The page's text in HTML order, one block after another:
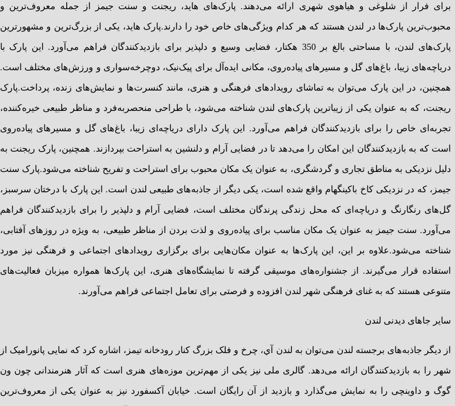
برای فرار از شلوغی و هیاهوی شهری ارائه می‌دهند. پارک‌های هاید، ریجنت و سنت جیمز از جمله معروف‌ترین و
محبوب‌ترین پارک‌ها در لندن هستند که هر کدام ویژگی‌های خاص خود را دارند.پارک هاید، یکی از بزرگ‌ترین و مشهورترین
پارک‌های لندن، با مساحتی بالغ بر 350 هکتار، فضایی وسیع و دلپذیر برای بازدیدکنندگان فراهم می‌آورد. این پارک با
دریاچه‌های زیبا، باغ‌های گل و مسیرهای پیاده‌روی، مکانی ایده‌آل برای پیک‌نیک، دوچرخه‌سواری و ورزش‌های مختلف است.
همچنین، در این پارک می‌توان به تماشای رویدادهای فرهنگی و هنری، مانند کنسرت‌ها و نمایش‌های زنده، پرداخت.پارک
ریجنت، که به عنوان یکی از زیباترین پارک‌های لندن شناخته می‌شود، با طراحی منحصربه‌فرد و مناظر طبیعی خیره‌کننده،
تجربه‌ای خاص را برای بازدیدکنندگان فراهم می‌آورد. این پارک دارای دریاچه‌ای زیبا، باغ‌های گل و مسیرهای پیاده‌روی
است که به بازدیدکنندگان این امکان را می‌دهد تا در فضایی آرام و دلنشین به استراحت بپردازند. همچنین، پارک ریجنت به
دلیل نزدیکی به مناطق تجاری و گردشگری، به عنوان یک مکان محبوب برای استراحت و تفریح شناخته می‌شود.پارک سنت
جیمز، که در نزدیکی کاخ باکینگهام واقع شده است، یکی دیگر از جاذبه‌های طبیعی لندن است. این پارک با درختان سرسبز،
گل‌های رنگارنگ و دریاچه‌ای که محل زندگی پرندگان مختلف است، فضایی آرام و دلپذیر را برای بازدیدکنندگان فراهم
می‌آورد. سنت جیمز به عنوان یک مکان مناسب برای پیاده‌روی و لذت بردن از مناظر طبیعی، به ویژه در روزهای آفتابی،
شناخته می‌شود.علاوه بر این، این پارک‌ها به عنوان مکان‌هایی برای برگزاری رویدادهای اجتماعی و فرهنگی نیز مورد
استفاده قرار می‌گیرند. از جشنواره‌های موسیقی گرفته تا نمایشگاه‌های هنری، این پارک‌ها همواره میزبان فعالیت‌های
متنوعی هستند که به غنای فرهنگی شهر لندن افزوده و فرصتی برای تعامل اجتماعی فراهم می‌آورند.
سایر جاهای دیدنی لندن
از دیگر جاذبه‌های برجسته لندن می‌توان به لندن آي، چرخ و فلک بزرگ کنار رودخانه تیمز، اشاره کرد که نمایی پانورامیک از
شهر را به بازدیدکنندگان ارائه می‌دهد. گالری ملی نیز یکی از مهم‌ترین موزه‌های هنری است که آثار هنرمندانی چون ون
گوگ و داوینچی را به نمایش می‌گذارد و بازدید از آن رایگان است. خیابان آکسفورد نیز به عنوان یکی از معروف‌ترین